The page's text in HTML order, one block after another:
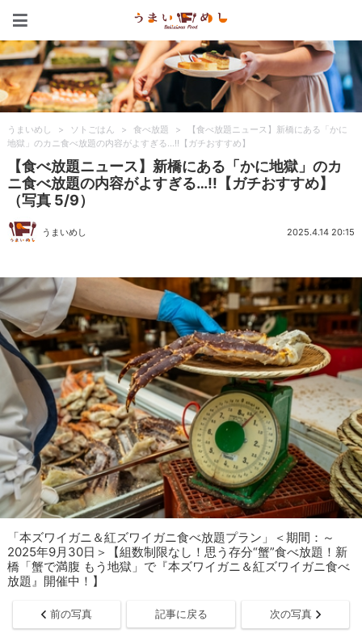
うまいめし > ソトごはん > 食べ放題 >
【食べ放題ニュース】新橋にある「かに
地獄」のカニ食べ放題の内容がよすぎる…!!【ガチおすすめ】
【食べ放題ニュース】新橋にある「かに地獄」のカ
ニ食べ放題の内容がよすぎる…!!【ガチおすすめ】
（写真 5/9）
うまいめし 2025.4.14 20:15
「本ズワイガニ＆紅ズワイガニ食べ放題プラン」＜期間：～
2025年9月30日＞【組数制限なし！思う存分“蟹”食べ放題！新
橋「蟹で満腹 もう地獄」で『本ズワイガニ＆紅ズワイガニ食べ
放題』開催中！】
前の写真 記事に戻る 次の写真